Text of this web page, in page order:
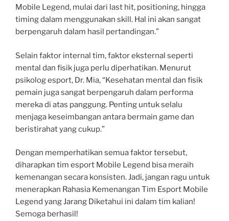
Mobile Legend, mulai dari last hit, positioning, hingga
timing dalam menggunakan skill. Hal ini akan sangat
berpengaruh dalam hasil pertandingan.”
Selain faktor internal tim, faktor eksternal seperti
mental dan fisik juga perlu diperhatikan. Menurut
psikolog esport, Dr. Mia, “Kesehatan mental dan fisik
pemain juga sangat berpengaruh dalam performa
mereka di atas panggung. Penting untuk selalu
menjaga keseimbangan antara bermain game dan
beristirahat yang cukup.”
Dengan memperhatikan semua faktor tersebut,
diharapkan tim esport Mobile Legend bisa meraih
kemenangan secara konsisten. Jadi, jangan ragu untuk
menerapkan Rahasia Kemenangan Tim Esport Mobile
Legend yang Jarang Diketahui ini dalam tim kalian!
Semoga berhasil!